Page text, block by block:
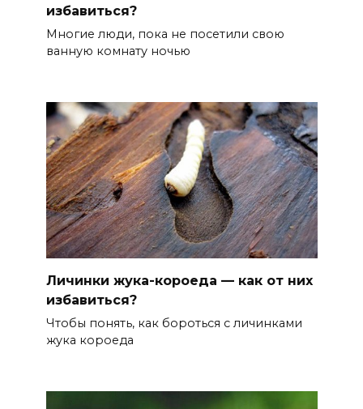
избавиться?
Многие люди, пока не посетили свою
ванную комнату ночью
Личинки жука-короеда — как от них
избавиться?
Чтобы понять, как бороться с личинками
жука короеда